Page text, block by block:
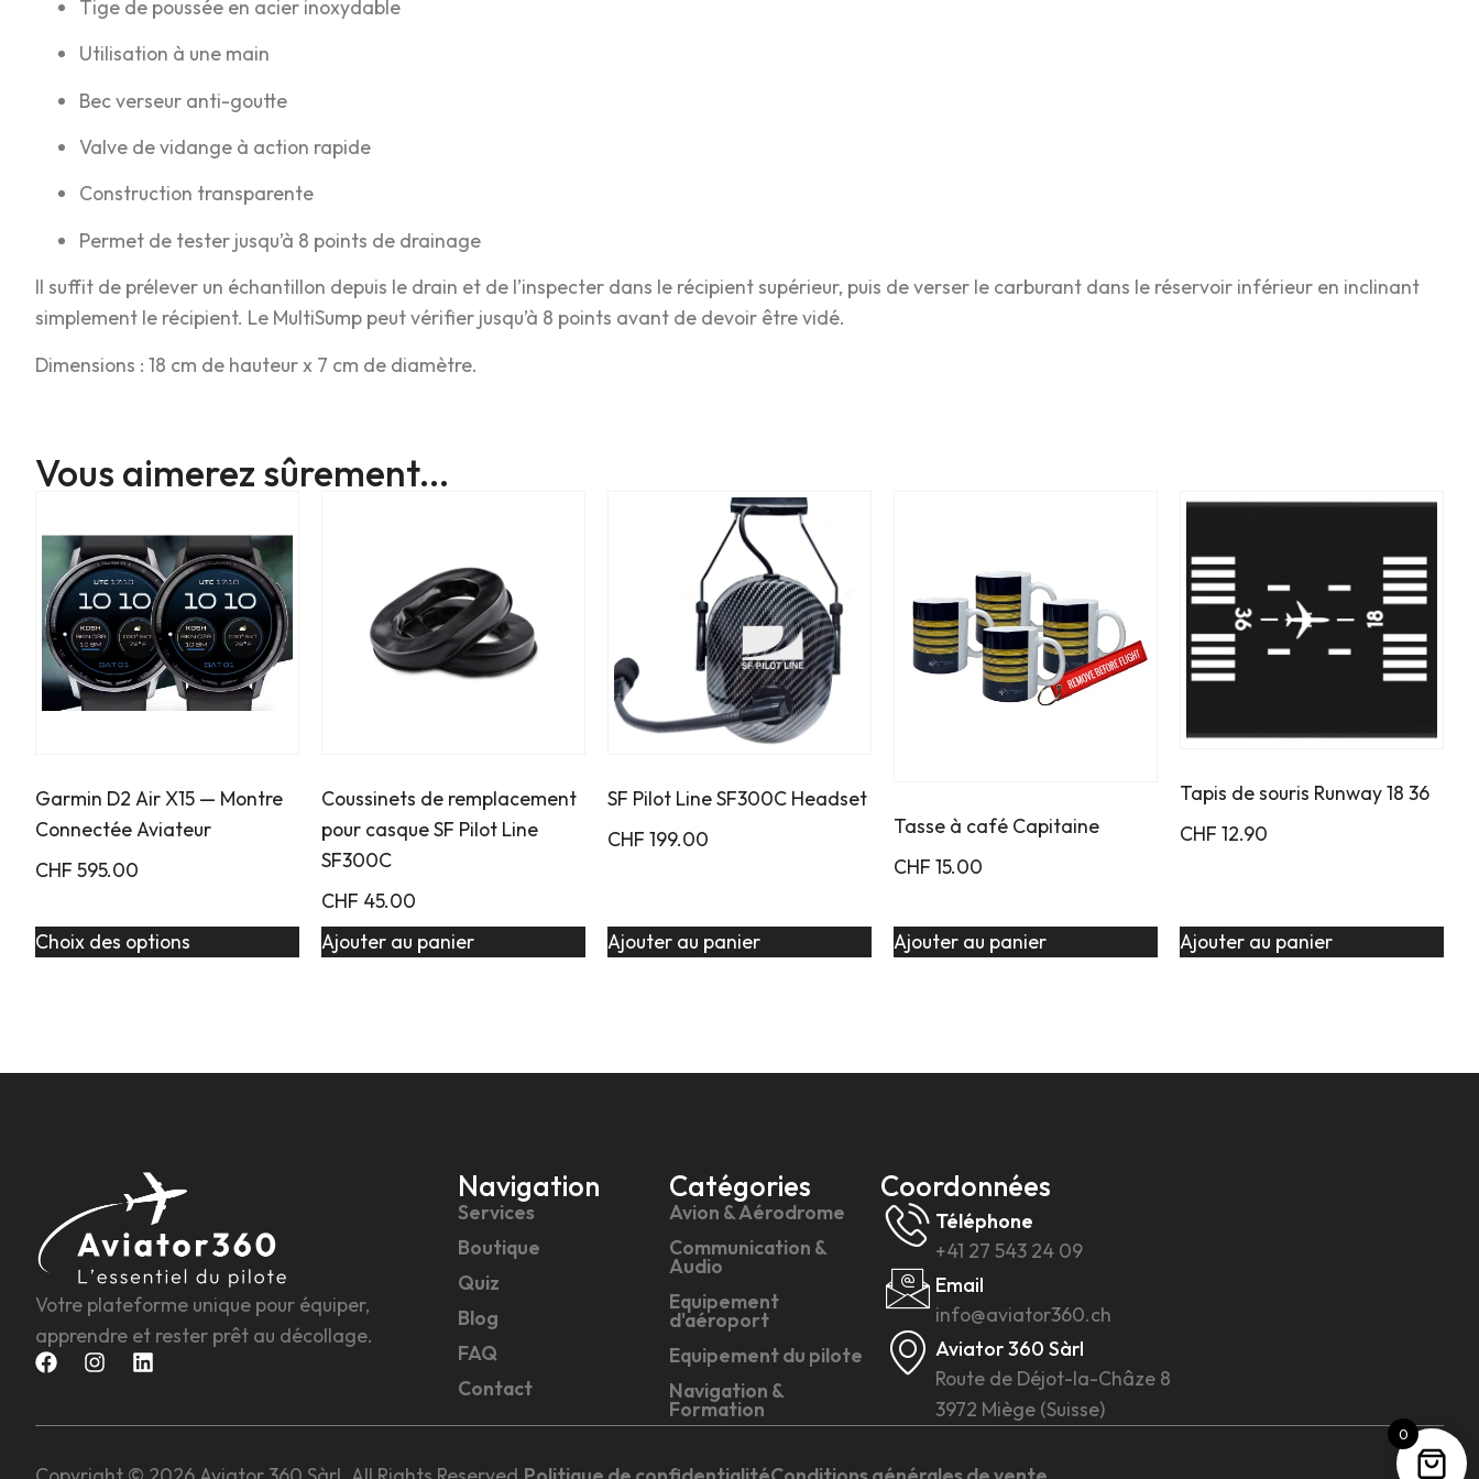
Tige de poussée en acier inoxydable
Utilisation à une main
Bec verseur anti-goutte
Valve de vidange à action rapide
Construction transparente
Permet de tester jusqu’à 8 points de drainage
Il suffit de prélever un échantillon depuis le drain et de l’inspecter dans le récipient supérieur, puis de verser le carburant dans le réservoir inférieur en inclinant
simplement le récipient. Le MultiSump peut vérifier jusqu’à 8 points avant de devoir être vidé.
Dimensions : 18 cm de hauteur x 7 cm de diamètre.
Vous aimerez sûrement...
Garmin D2 Air X15 — Montre
Connectée Aviateur
CHF 595.00
Choix des options
Coussinets de remplacement
pour casque SF Pilot Line
SF300C
CHF 45.00
Ajouter au panier
SF Pilot Line SF300C Headset
CHF 199.00
Ajouter au panier
Tasse à café Capitaine
CHF 15.00
Ajouter au panier
Tapis de souris Runway 18 36
CHF 12.90
Ajouter au panier
Votre plateforme unique pour équiper,
apprendre et rester prêt au décollage.
Navigation
Services
Boutique
Quiz
Blog
FAQ
Contact
Catégories
Avion & Aérodrome
Communication &
Audio
Equipement
d'aéroport
Equipement du pilote
Navigation &
Formation
Coordonnées
Téléphone
+41 27 543 24 09
Email
info@aviator360.ch
Aviator 360 Sàrl
Route de Déjot-la-Châze 8
3972 Miège (Suisse)
0